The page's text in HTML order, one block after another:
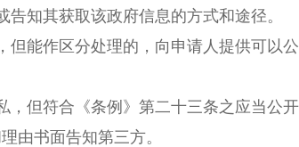
知其获取该政府信息的方式和途径。
但能作区分处理的，向申请人提供可以
但符合《条例》第二十三条之应当公
由书面告知第三方。